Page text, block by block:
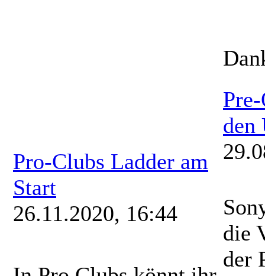
Pro-Clubs Ladder am
Start
26.11.2020, 16:44
den
die
der